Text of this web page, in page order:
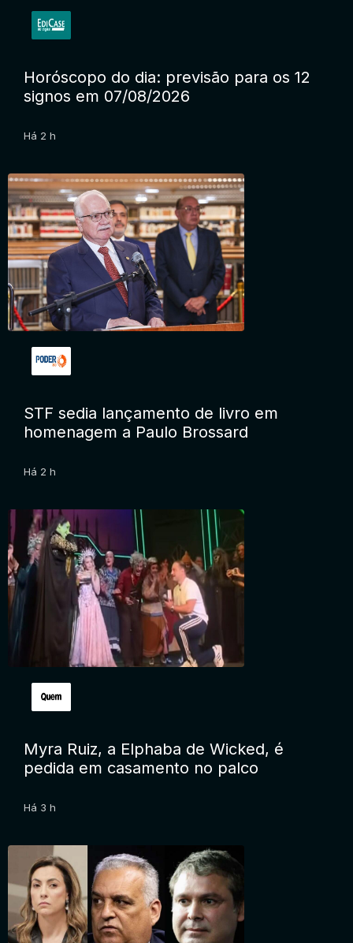
Horóscopo do dia: previsão para os 12
signos em 07/08/2026
Há 2 h
STF sedia lançamento de livro em
homenagem a Paulo Brossard
Há 2 h
Myra Ruiz, a Elphaba de Wicked, é
pedida em casamento no palco
Há 3 h